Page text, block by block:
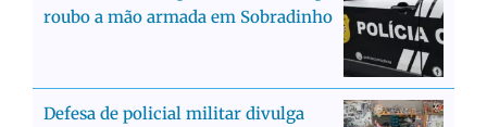
roubo a mão armada em Sobradinho
Defesa de policial militar divulga